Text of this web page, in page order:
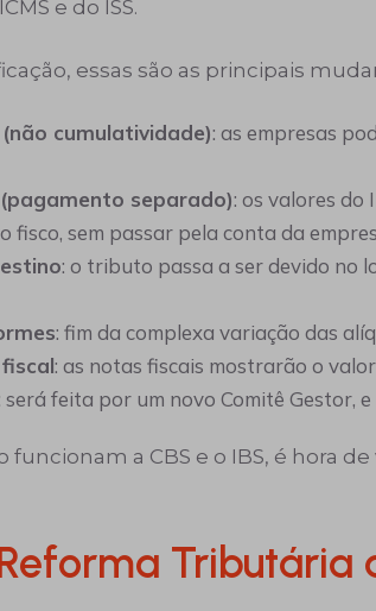
e do ISS.
essas são as principais
cumulatividade): as empresas
separado): os valores do
fisco, sem passar pela conta da
: o tributo passa a ser devido no
: fim da complexa variação das
: as notas fiscais mostrarão o
será feita por um novo Comitê Gestor,
a CBS e o IBS, é hora
Tributária